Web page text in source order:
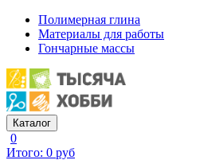
Полимерная глина
Материалы для работы
Гончарные массы
Каталог
0
Итого: 0 руб